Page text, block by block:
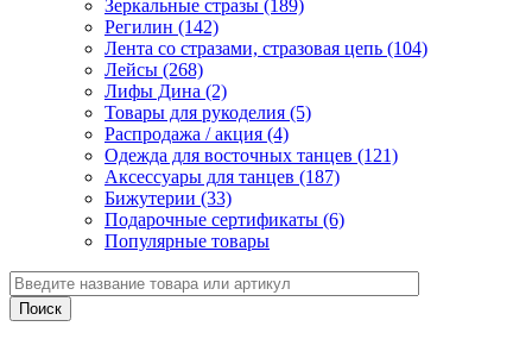
Зеркальные стразы (189)
Регилин (142)
Лента со стразами, стразовая цепь (104)
Лейсы (268)
Лифы Дина (2)
Товары для рукоделия (5)
Распродажа / акция (4)
Одежда для восточных танцев (121)
Аксессуары для танцев (187)
Бижутерии (33)
Подарочные сертификаты (6)
Популярные товары